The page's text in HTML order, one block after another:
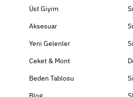
Üst Giyim
Aksesuar
Yeni Gelenler
Ceket & Mont
Beden Tablosu